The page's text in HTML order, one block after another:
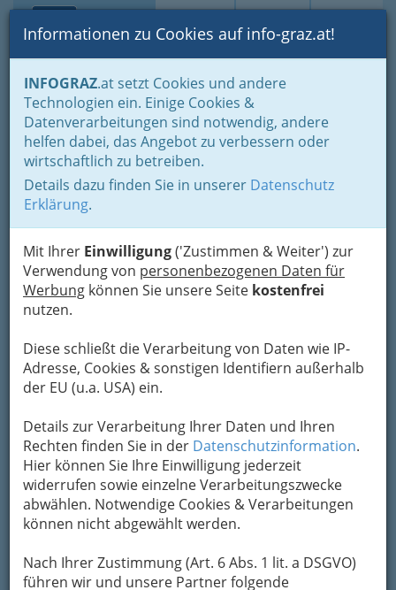
Suche Login Toggle
Informationen zu Cookies auf info-graz.at!
INFOGRAZ.at setzt Cookies und andere
Technologien ein. Einige Cookies &
Datenverarbeitungen sind notwendig, andere
helfen dabei, das Angebot zu verbessern oder
wirtschaftlich zu betreiben.
Details dazu finden Sie in unserer Datenschutz
Erklärung.
Mit Ihrer Einwilligung('Zustimmen & Weiter') zur
Verwendung von personenbezogenen Daten für
Werbung können Sie unsere Seite kostenfrei
nutzen.
Diese schließt die Verarbeitung von Daten wie IP-
Adresse, Cookies & sonstigen Identifiern außerhalb
der EU (u.a. USA) ein.
Details zur Verarbeitung Ihrer Daten und Ihren
Rechten finden Sie in der Datenschutzinformation.
Hier können Sie Ihre Einwilligung jederzeit
widerrufen sowie einzelne Verarbeitungszwecke
abwählen. Notwendige Cookies & Verarbeitungen
können nicht abgewählt werden.
Nach Ihrer Zustimmung (Art. 6 Abs. 1 lit. a DSGVO)
führen wir und unsere Partner folgende
Home Branchen
Einkaufen & Schenken - der Handel
Handel in Graz
Dinge des täglichen Lebens
Arznei, Drogerie, Chemikalien und Farben
Josef Nestler KG
Kärntner Straße 127, 8053 Graz-Neuhart
+43 316 271 146
+43 316 271 146 - 4
Karte
Adresse mit Google Maps anschauen
Kontaktaufnahme
Um die Info-Graz Firmenvor Spam-Mails zu
bewahren, verwenden wir an dieser Stelle zur
Übermittlung Ihrer Nachricht ein sicheres
Formular. Ihre Nachricht wird nach dem
Absenden umgehend per Mail an das
Unternehmen Josef Nestler KG weitergeleitet.
Mein Name